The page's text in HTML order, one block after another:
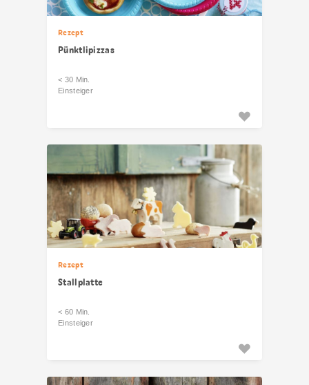
Rezept
Pünktlipizzas
< 30 Min.
Einsteiger
Rezept
Stallplatte
< 60 Min.
Einsteiger